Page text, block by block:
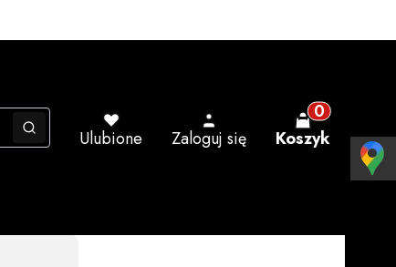
WyczyśćSzukaj Ulubione Zaloguj się
Produkty w
Koszyk